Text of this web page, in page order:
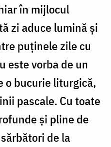
în mijlocul
zi aduce lumină și
puținele zile cu
este vorba de un
o bucurie liturgică,
pascale. Cu toate
și pline de
de la